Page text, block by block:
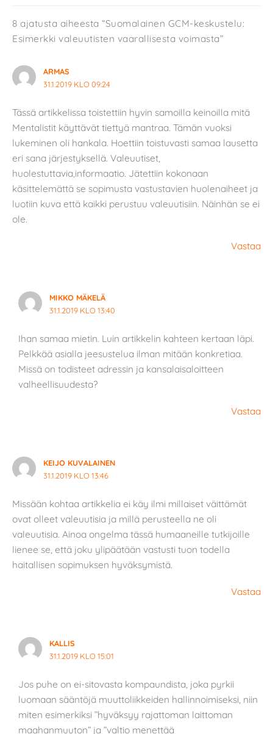
8 ajatusta aiheesta “Suomalainen GCM-keskustelu:
Esimerkki valeuutisten vaarallisesta voimasta”
ARMAS
31.1.2019 KLO 09:24
Tässä artikkelissa toistettiin hyvin samoilla keinoilla mitä
Mentalistit käyttävät tiettyä mantraa. Tämän vuoksi
lukeminen oli hankala. Hoettiin toistuvasti samaa lausetta
eri sana järjestyksellä. Valeuutiset,
huolestuttavia,informaatio. Jätettiin kokonaan
käsittelemättä se sopimusta vastustavien huolenaiheet ja
luotiin kuva että kaikki perustuu valeuutisiin. Näinhän se ei
ole.
Vastaa
MIKKO MÄKELÄ
31.1.2019 KLO 13:40
Ihan samaa mietin. Luin artikkelin kahteen kertaan läpi.
Pelkkää asialla jeesustelua ilman mitään konkretiaa.
Missä on todisteet adressin ja kansalaisaloitteen
valheellisuudesta?
Vastaa
KEIJO KUVALAINEN
31.1.2019 KLO 13:46
Missään kohtaa artikkelia ei käy ilmi millaiset väittämät
ovat olleet valeuutisia ja millä perusteella ne oli
valeuutisia. Ainoa ongelma tässä humaaneille tutkijoille
lienee se, että joku ylipäätään vastusti tuon todella
haitallisen sopimuksen hyväksymistä.
Vastaa
KALLIS
31.1.2019 KLO 15:01
Jos puhe on ei-sitovasta kompaundista, joka pyrkii
luomaan sääntöjä muuttoliikkeiden hallinnoimiseksi, niin
miten esimerkiksi ”hyväksyy rajattoman laittoman
maahanmuuton” ja ”valtio menettää